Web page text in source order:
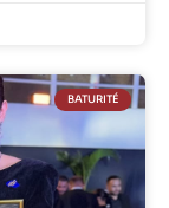
BATURITÉ